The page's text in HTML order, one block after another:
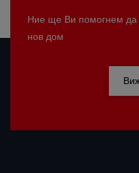
Ние ще Ви помогнем да
нов дом